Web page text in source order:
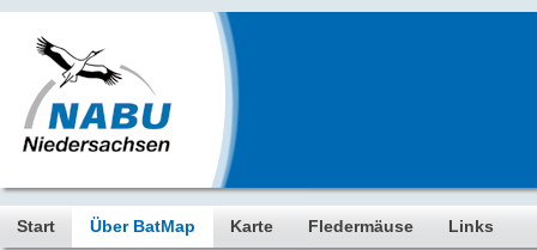
Start Über BatMap Karte Fledermäuse Links